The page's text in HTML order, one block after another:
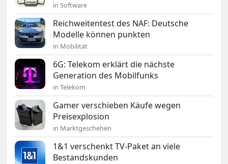
in Software
Reichweitentest des NAF: Deutsche
Modelle können punkten
in Mobilität
6G: Telekom erklärt die nächste
Generation des Mobilfunks
in Telekom
Gamer verschieben Käufe wegen
Preisexplosion
in Marktgeschehen
1&1 verschenkt TV-Paket an viele
Bestandskunden